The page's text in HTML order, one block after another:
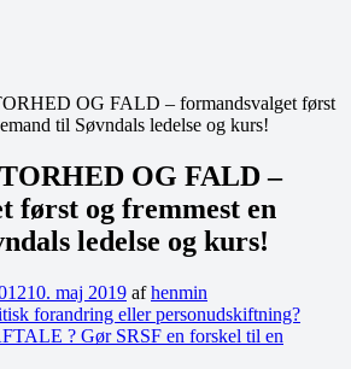
OG FALD – formandsvalget først
til Søvndals ledelse og kurs!
OG FALD –
først og fremmest en
ledelse og kurs!
10. maj 2019 afhenmin
forandring eller personudskiftning?
? Gør SRSF en forskel til en